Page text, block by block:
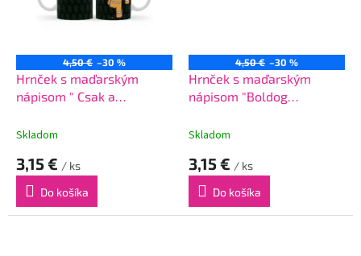
4,50 € –30 %
Hrnček s maďarským
nápisom " Csak a
Skladom
3,15 € / ks
Do košíka
4,50 € –30 %
Hrnček s maďarským
nápisom "Boldog
Skladom
3,15 € / ks
Do košíka